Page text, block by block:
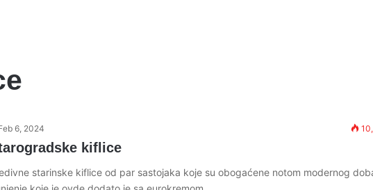
6, 2024
kiflice
starinske kiflice od par sastojaka koje su obogaćene notom modernog